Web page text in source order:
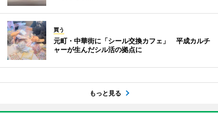
買う
元町・中華街に「シール交換カフェ」 平成カルチ
ャーが生んだシル活の拠点に
もっと見る